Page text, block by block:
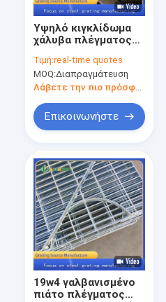
Υψηλό κιγκλίδωμα
χάλυβα πλέγματος
βαρύ γαλβανισμένο
για τη διάβαση
πεζών
Τιμή:real-time quotes
MOQ:Διαπραγμάτευση
Επικοινωνήστε
19w4 γαλβανισμένο
πιάτο πλέγματος